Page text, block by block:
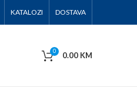
KATALOZI DOSTAVA
0 0.00 KM